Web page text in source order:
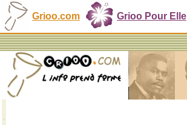
Grioo.com Grioo Pour Elle